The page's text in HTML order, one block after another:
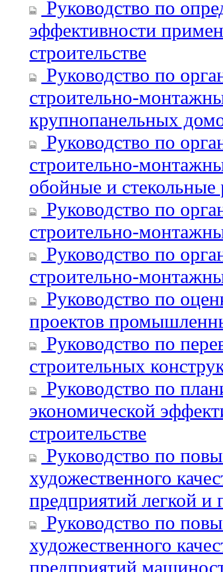
Руководство по
эффективности
строительстве
Руководство по
строительно-
крупнопанельных
Руководство по
строительно-
обойные и стекольные
Руководство по
строительно-
Руководство по
строительно-
Руководство по
проектов
Руководство по
строительных
Руководство по
экономической
строительстве
Руководство по
художественного
предприятий легкой
Руководство по
художественного
предприятий